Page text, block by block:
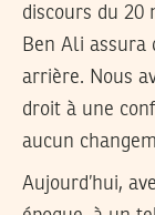
discours du 20
Ben Ali assura
arrière. Nous
droit à une
aucun
Aujourd’hui,